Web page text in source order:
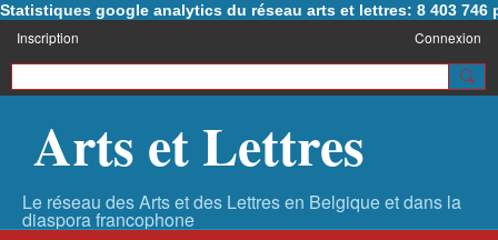
Statistiques google analytics du réseau arts et lettres: 8 403 746
Inscription Connexion
Arts et Lettres